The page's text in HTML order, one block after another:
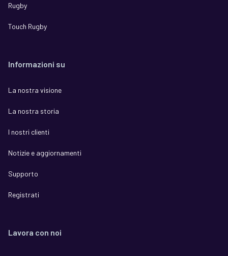
Rugby
Touch Rugby
Informazioni su
La nostra visione
La nostra storia
I nostri clienti
Notizie e aggiornamenti
Supporto
Registrati
Lavora con noi